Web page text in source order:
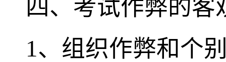
四、考试作弊的客
1、组织作弊和个